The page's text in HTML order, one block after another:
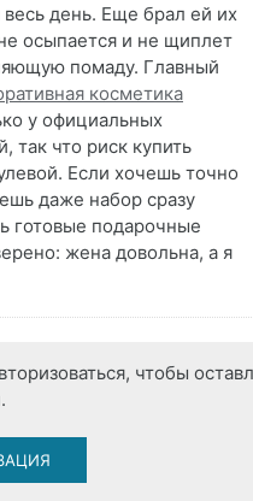
день. Еще брал ей их
осыпается и не щиплет
помаду. Главный
косметика
у официальных
так что риск купить
Если хочешь точно
даже набор сразу
готовые подарочные
жена довольна, а я
чтобы